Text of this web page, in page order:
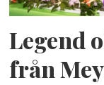
Legend
från